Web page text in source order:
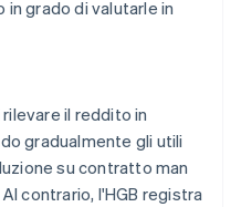
grado di valutarle in
il reddito in
gradualmente gli utili
su contratto man
contrario, l'HGB registra